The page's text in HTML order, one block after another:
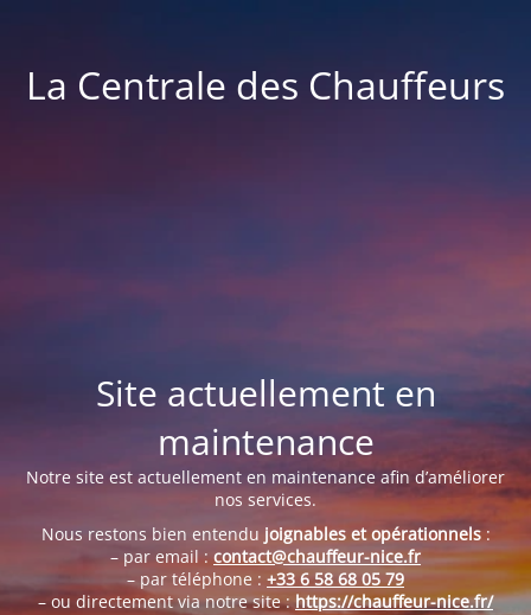
La Centrale des Chauffeurs
Site actuellement en
maintenance
Notre site est actuellement en maintenance afin d’améliorer
nos services.
Nous restons bien entendu joignables et opérationnels:
– par email :contact@chauffeur-nice.fr
– par téléphone : +33 6 58 68 05 79
– ou directement via notre site :https://chauffeur-nice.fr/